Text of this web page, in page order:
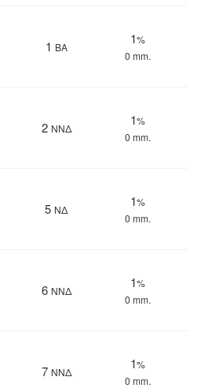
1 ΒΑ
1%
0 mm.
2 ΝΝΔ
1%
0 mm.
5 ΝΔ
1%
0 mm.
6 ΝΝΔ
1%
0 mm.
7 ΝΝΔ
1%
0 mm.